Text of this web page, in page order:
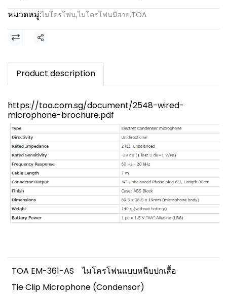
หมวดหมู่:ไมโครโฟน,ไมโครโฟนมีสาย,TOA
แชร์
Product description
https://toa.com.sg/document/2548-wired-
microphone-brochure.pdf
TOA EM-361-AS
ไมโครโฟนแบบหนีบปกเสื้อ
Tie Clip Microphone (Condensor)